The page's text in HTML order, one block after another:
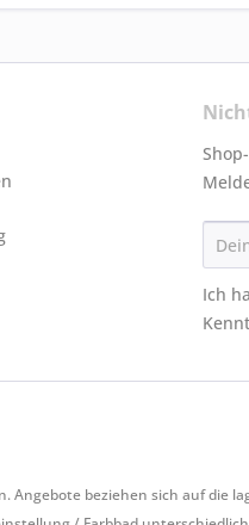
Ich
beziehen sich auf die